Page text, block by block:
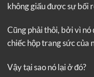
không giấu được sự bối
Cũng phải thôi, bởi vì
chiếc hộp trang sức của
Vậy tại sao nó lại ở đó?